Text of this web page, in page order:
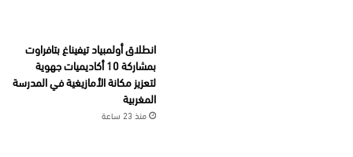
انطلاق أولمبياد تيفيناغ بتافراوت
بمشاركة 10 أكاديميات جهوية
لتعزيز مكانة الأمازيغية في المدرسة
المغربية
منذ 23 ساعة